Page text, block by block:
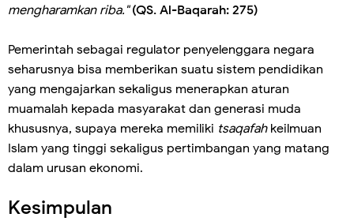
mengharamkan riba." (QS. Al-Baqarah: 275)
Pemerintah sebagai regulator penyelenggara negara
seharusnya bisa memberikan suatu sistem pendidikan
yang mengajarkan sekaligus menerapkan aturan
muamalah kepada masyarakat dan generasi muda
khususnya, supaya mereka memiliki tsaqafahkeilmuan
Islam yang tinggi sekaligus pertimbangan yang matang
dalam urusan ekonomi.
Kesimpulan